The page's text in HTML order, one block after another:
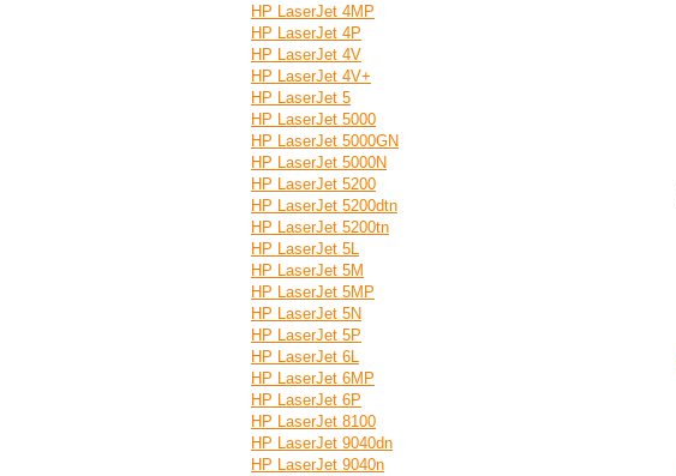
HP LaserJet 4MP
HP LaserJet 4P
HP LaserJet 4V
HP LaserJet 4V+
HP LaserJet 5
HP LaserJet 5000
HP LaserJet 5000GN
HP LaserJet 5000N
HP LaserJet 5200
HP LaserJet 5200dtn
HP LaserJet 5200tn
HP LaserJet 5L
HP LaserJet 5M
HP LaserJet 5MP
HP LaserJet 5N
HP LaserJet 5P
HP LaserJet 6L
HP LaserJet 6MP
HP LaserJet 6P
HP LaserJet 8100
HP LaserJet 9040dn
HP LaserJet 9040n